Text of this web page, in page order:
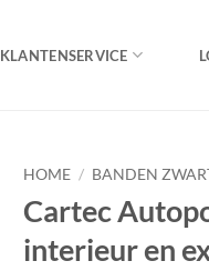
KLANTENSERVICE
HOME / BANDEN
Cartec
interieur en